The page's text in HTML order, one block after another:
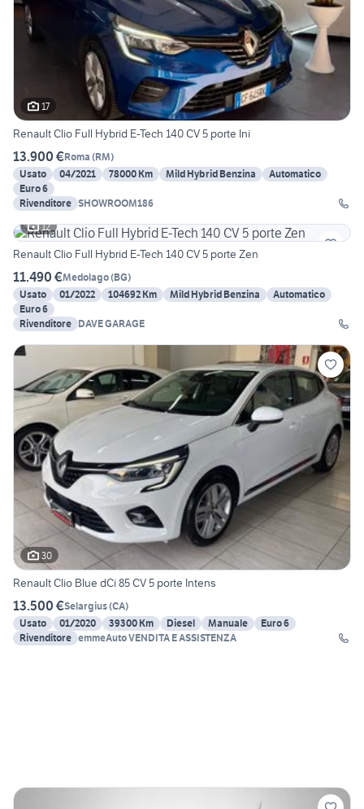
17
Renault Clio Full Hybrid E-Tech 140 CV 5 porte Ini
13.900 €Roma (RM)
Usato
04/2021 78000 Km Mild Hybrid Benzina
Automatico
Euro 6
Rivenditore SHOWROOM186
12
Renault Clio Full Hybrid E-Tech 140 CV 5 porte Zen
11.490 €Medolago(BG)
Usato
01/2022 104692 Km Mild Hybrid Benzina
Automatico
Euro 6
Rivenditore DAVE GARAGE
30
Renault Clio Blue dCi 85 CV 5 porte Intens
13.500 €Selargius(CA)
Usato
01/2020 39300 Km Diesel Manuale
Euro 6
Rivenditore emmeAuto VENDITA E ASSISTENZA